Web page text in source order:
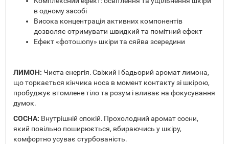
в одному засобі
Висока концентрація активних компонентів
дозволяє отримувати швидкий та помітний ефект
Ефект «фотошопу» шкіри та сяйва зсередини
ЛИМОН: Чиста енергія. Свіжий і бадьорий аромат лимона,
що торкається кінчика носа в момент контакту зі шкірою,
пробуджує втомлене тіло та розум і вливає на фокусування
думок.
СОСНА: Внутрішній спокій. Прохолодний аромат сосни,
який повільно поширюється, вбираючись у шкіру,
комфортно усуває стурбованість.